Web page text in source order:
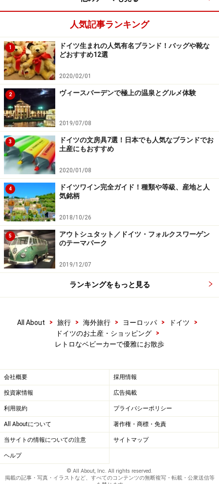
人気記事ランキング
1
ドイツ生まれの人気有名ブランド！バッグや靴な
どおすすめ12選
2020/02/01
2 ヴィースバーデンで極上の温泉とグルメ体験
2019/07/08
3
ドイツの文房具7選！日本でも人気なブランドでお
土産にもおすすめ
2020/01/08
4
ドイツワイン完全ガイド！種類や等級、産地と人
気銘柄
2018/10/26
5
アウトシュタット／ドイツ・フォルクスワーゲン
のテーマパーク
2019/12/07
ランキングをもっと見る
All About > 旅行 > 海外旅行 > ヨーロッパ > ドイツ
>
ドイツのお土産・ショッピング
>
レトロなベビーカーで優雅にお散歩
会社概要 採用情報
投資家情報 広告掲載
利用規約 プライバシーポリシー
All Aboutについて 著作権・商標・免責
当サイトの情報についての注意 サイトマップ
ヘルプ
© All About, Inc. All rights reserved.
掲載の記事・写真・イラストなど、すべてのコンテンツの無断複写・転載・公衆送信等